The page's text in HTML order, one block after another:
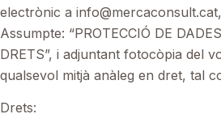
electrònic a
Assumpte: “PROTECCIÓ DE
DRETS”, i adjuntant fotocòpia del
qualsevol mitjà anàleg en dret, tal
Drets: